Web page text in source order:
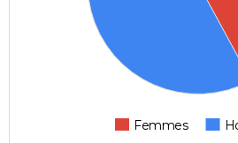
Femmes